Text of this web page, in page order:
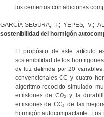
los cementos con adiciones
GARCÍA-SEGURA, T.; YEPES, V.;
sostenibilidad del hormigón
El propósito de este artículo
sostenibilidad de los
de luz definida por 20
convencionales CC y cuatro
algoritmo recocido simulado
emisiones de CO₂ y la
emisiones de CO₂ de las
hormigón autocompactante.